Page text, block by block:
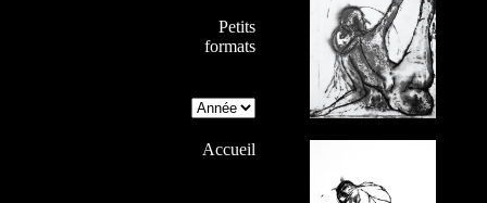
Petits
formats
Accueil